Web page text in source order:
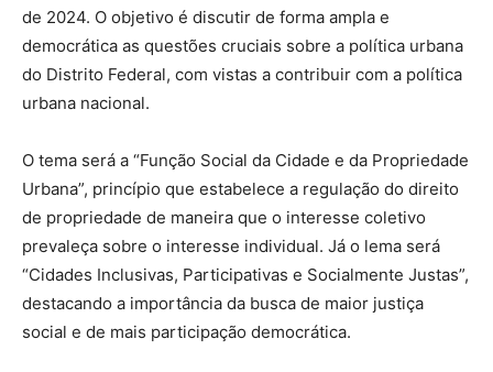
de 2024. O objetivo é discutir de forma ampla e
democrática as questões cruciais sobre a política urbana
do Distrito Federal, com vistas a contribuir com a política
urbana nacional.
O tema será a “Função Social da Cidade e da Propriedade
Urbana”, princípio que estabelece a regulação do direito
de propriedade de maneira que o interesse coletivo
prevaleça sobre o interesse individual. Já o lema será
“Cidades Inclusivas, Participativas e Socialmente Justas”,
destacando a importância da busca de maior justiça
social e de mais participação democrática.